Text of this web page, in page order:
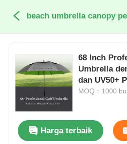
beach umbrella canopy
68 Inch
Umbrella
dan UV50+
semua
MOQ：1000
Harga terbaik